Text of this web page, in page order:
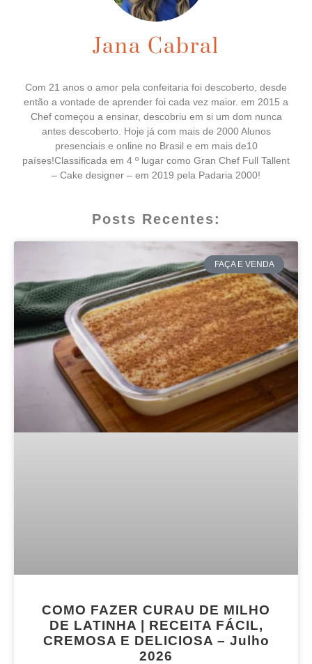
Jana Cabral
Com 21 anos o amor pela confeitaria foi descoberto, desde
então a vontade de aprender foi cada vez maior. em 2015 a
Chef começou a ensinar, descobriu em si um dom nunca
antes descoberto. Hoje já com mais de 2000 Alunos
presenciais e online no Brasil e em mais de10
países!Classificada em 4 º lugar como Gran Chef Full Tallent
– Cake designer – em 2019 pela Padaria 2000!
Posts Recentes:
FAÇA E VENDA
COMO FAZER CURAU DE MILHO
DE LATINHA | RECEITA FÁCIL,
CREMOSA E DELICIOSA – Julho
2026